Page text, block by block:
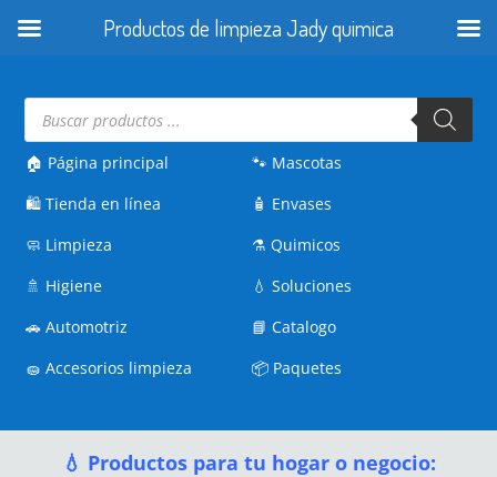
Búsqueda
productos
🏠 Página principal
🛍️Tienda en línea
🧼 Limpieza
🚿 Higiene
🚗Automotriz
🧽Accesorios limpieza
🐾 Mascotas
🧴 Envases
⚗️Quimicos
💧Soluciones
📘Catalogo
📦 Paquetes
💧 Productos para tu hogar o negocio:
Productos de limpieza Jady quimica